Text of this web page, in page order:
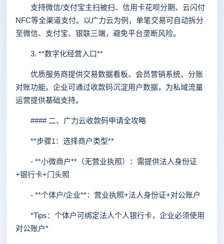
支持微信/支付宝主扫被扫、信用卡花呗分期、云闪付
NFC等全渠道支付。以广力云为例，单笔交易可自动拆分
至微信、支付宝、银联三端，避免平台垄断风险。
3. **数字化经营入口**
优质服务商提供交易数据看板、会员营销系统、分账
对账功能。企业可通过收款码沉淀用户数据，为私域流量
运营提供基础支持。
#### 二、广力云收款码申请全攻略
**步骤1：选择商户类型**
- **小微商户**（无营业执照）：需提供法人身份证
+银行卡+门头照
- **个体户/企业**：营业执照+法人身份证+对公账户
*Tips：个体户可绑定法人个人银行卡，企业必须使用
对公账户*